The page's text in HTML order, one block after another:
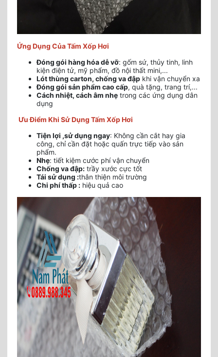
Ứng Dụng Của Tấm Xốp Hơi
Đóng gói hàng hóa dễ vỡ: gốm sứ, thủy tinh, linh
kiện điện tử, mỹ phẩm, đồ nội thất mini,...
Lót thùng carton, chống va đập khi vận chuyển xa
Đóng gói sản phẩm cao cấp, quà tặng, trang trí,...
Cách nhiệt, cách âm nhẹ trong các ứng dụng dân
dụng
Ưu Điểm Khi Sử Dụng Tấm Xốp Hơi
Tiện lợi ,sử dụng ngay: Không cần cắt hay gia
công, chỉ cần đặt hoặc quấn trực tiếp vào sản
phẩm.
Nhẹ: tiết kiệm cước phí vận chuyển
Chống va đập: trầy xước cực tốt
Tái sử dụng :thân thiện môi trường
Chi phí thấp : hiệu quả cao